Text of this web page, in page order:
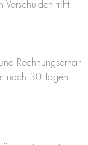
Verschulden trifft.
Rechnungserhalt
nach 30 Tagen